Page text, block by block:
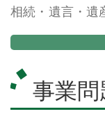
相続・遺言・遺
事業問